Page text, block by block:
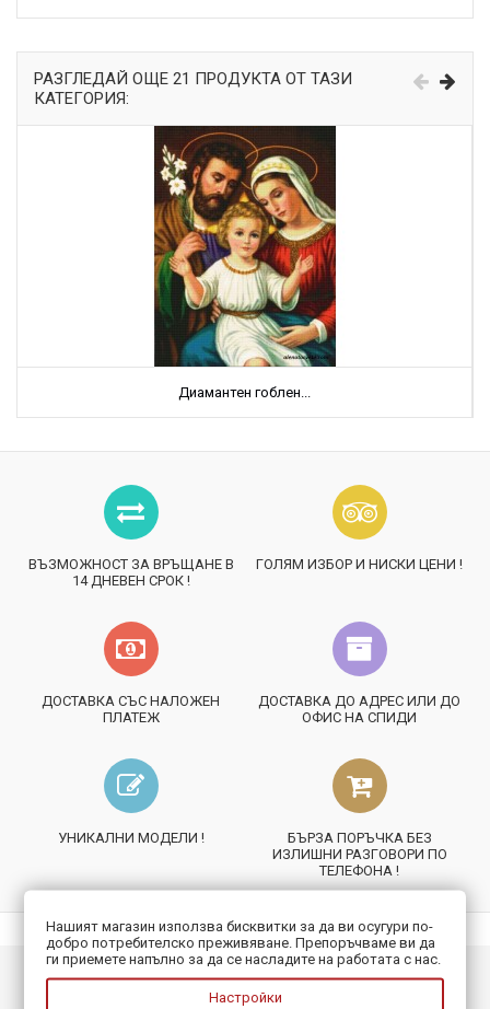
РАЗГЛЕДАЙ ОЩЕ 21 ПРОДУКТА ОТ ТАЗИ
КАТЕГОРИЯ:
Диамантен гоблен...
ВЪЗМОЖНОСТ ЗА ВРЪЩАНЕ В
14 ДНЕВЕН СРОК !
ГОЛЯМ ИЗБОР И НИСКИ ЦЕНИ !
ДОСТАВКА СЪС НАЛОЖЕН
ПЛАТЕЖ
ДОСТАВКА ДО АДРЕС ИЛИ ДО
ОФИС НА СПИДИ
УНИКАЛНИ МОДЕЛИ !
БЪРЗА ПОРЪЧКА БЕЗ
ИЗЛИШНИ РАЗГОВОРИ ПО
ТЕЛЕФОНА !
ИНФОРМАЦИЯ
Нашият магазин използва бисквитки за да ви осугури по-
добро потребителско преживяване. Препоръчваме ви да
ги приемете напълно за да се насладите на работата с нас.
Настройки